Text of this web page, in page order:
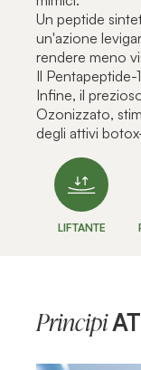
Un peptide
un'azione
rendere meno
Il Pentapeptide-
Infine, il
Ozonizzato,
degli attivi
LIFTANTE
Principi